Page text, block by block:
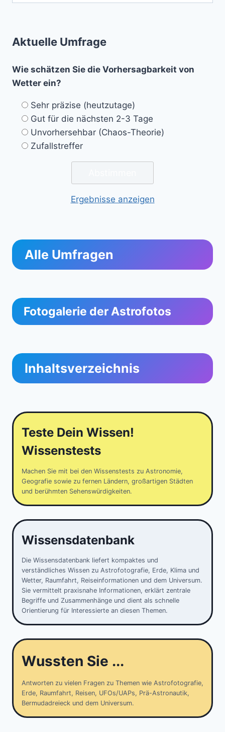
Aktuelle Umfrage
Wie schätzen Sie die Vorhersagbarkeit von
Wetter ein?
Sehr präzise (heutzutage)
Gut für die nächsten 2-3 Tage
Unvorhersehbar (Chaos-Theorie)
Zufallstreffer
Ergebnisse anzeigen
Alle Umfragen
Fotogalerie der Astrofotos
Inhaltsverzeichnis
Teste Dein Wissen!
Wissenstests
Machen Sie mit bei den Wissenstests zu Astronomie,
Geografie sowie zu fernen Ländern, großartigen Städten
und berühmten Sehenswürdigkeiten.
Wissensdatenbank
Die Wissensdatenbank liefert kompaktes und
verständliches Wissen zu Astrofotografie, Erde, Klima und
Wetter, Raumfahrt, Reiseinformationen und dem Universum.
Sie vermittelt praxisnahe Informationen, erklärt zentrale
Begriffe und Zusammenhänge und dient als schnelle
Orientierung für Interessierte an diesen Themen.
Wussten Sie ...
Antworten zu vielen Fragen zu Themen wie Astrofotografie,
Erde, Raumfahrt, Reisen, UFOs/UAPs, Prä-Astronautik,
Bermudadreieck und dem Universum.